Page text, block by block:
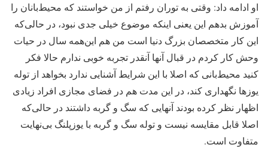
او ادامه داد: وقتی به توران رفتم از من خواستند که محیط‌بانان را
آموزش بدهم این یعنی اینکه موضوع خیلی جدی نبود، در حالی‌که
این کار متخصصان بزرگ دنیا است من هم این‌همه سال در حیات
وحش کار کردم در قبال آنها آنقدر تجربه خوبی ندارم حالا فکر
کنید محیط‌بانی که اصلا با این شرایط آشنایی ندارد بخواهد از توله
یوزها نگهداری کند، در این مدت هم در فضای مجازی افراد زیادی
اظهار نظر کرده بودند آنهایی که سگ و گربه داشتند در حالی‌که
اصلا قابل مقایسه نیست و توله سگ و گربه با یوزپلنگ بی‌نهایت
متفاوت است.